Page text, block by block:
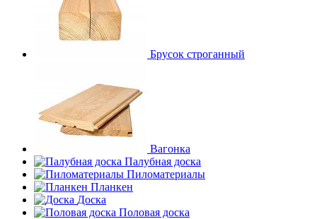
Брусок строганный
Вагонка
Палубная доска
Пиломатериалы
Планкен
Доска
Половая доска